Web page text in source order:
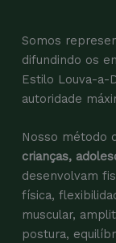
Somos
difundindo os
Estilo Louva-a-
autoridade
Nosso método
crianças,
desenvolvam
física,
muscular,
postura,